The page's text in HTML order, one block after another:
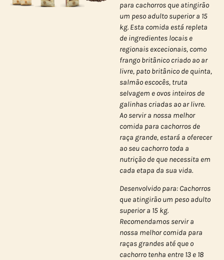
para cachorros que atingirão
um peso adulto superior a 15
kg. Esta comida está repleta
de ingredientes locais e
regionais excecionais, como
frango britânico criado ao ar
livre, pato britânico de quinta,
salmão escocês, truta
selvagem e ovos inteiros de
galinhas criadas ao ar livre.
Ao servir a nossa melhor
comida para cachorros de
raça grande, estará a oferecer
ao seu cachorro toda a
nutrição de que necessita em
cada etapa da sua vida.
Desenvolvido para: Cachorros
que atingirão um peso adulto
superior a 15 kg.
Recomendamos servir a
nossa melhor comida para
raças grandes até que o
cachorro tenha entre 13 e 18